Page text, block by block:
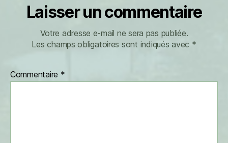
Laisser un commentaire
Votre adresse e-mail ne sera pas publiée.
Les champs obligatoires sont indiqués avec *
Commentaire *